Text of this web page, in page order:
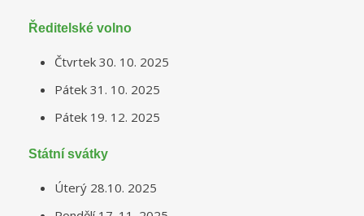
Ředitelské volno
Čtvrtek 30. 10. 2025
Pátek 31. 10. 2025
Pátek 19. 12. 2025
Státní svátky
Úterý 28.10. 2025